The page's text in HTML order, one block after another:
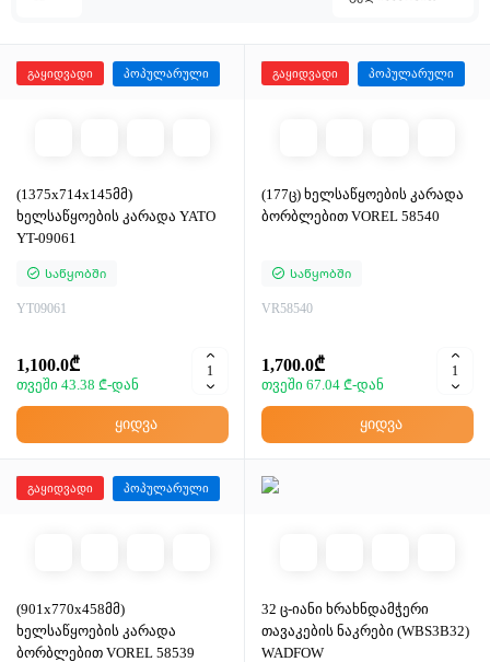
გაყიდვადი პოპულარული
(1375x714x145მმ)
ხელსაწყოების კარადა YATO
YT-09061
Საწყობში
YT09061
1,100.0₾
თვეში 43.38 ₾-დან
ყიდვა
გაყიდვადი პოპულარული
(177ც) ხელსაწყოების კარადა
ბორბლებით VOREL 58540
Საწყობში
VR58540
1,700.0₾
თვეში 67.04 ₾-დან
ყიდვა
გაყიდვადი პოპულარული
(901x770x458მმ)
ხელსაწყოების კარადა
ბორბლებით VOREL 58539
32 ც-იანი ხრახნდამჭერი
თავაკების ნაკრები (WBS3B32)
WADFOW